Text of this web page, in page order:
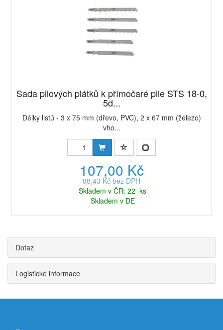
Sada pilových plátků k přímočaré pile STS 18-0,
5d...
Délky listů - 3 x 75 mm (dřevo, PVC), 2 x 67 mm (železo)
vho...
107,00 Kč
88,43 Kč bez DPH
Skladem v ČR: 22 ks
Skladem v DE
Dotaz
Logistické informace